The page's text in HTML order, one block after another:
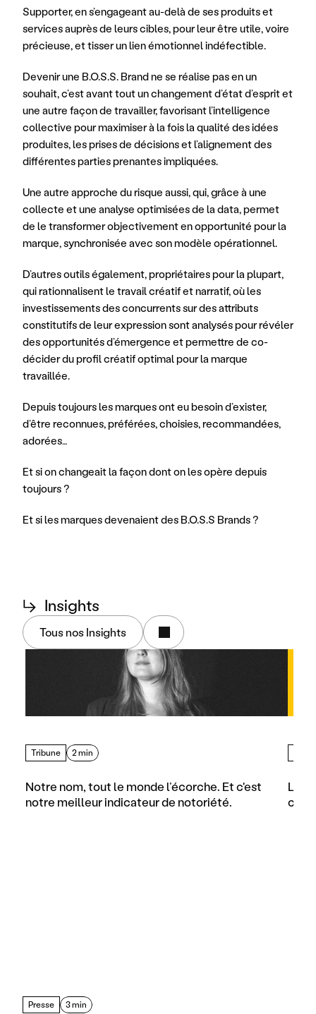
Supporter, en s’engageant au-delà de ses produits et
services auprès de leurs cibles, pour leur être utile, voire
précieuse, et tisser un lien émotionnel indéfectible.
Devenir une B.O.S.S. Brand ne se réalise pas en un
souhait, c’est avant tout un changement d’état d’esprit et
une autre façon de travailler, favorisant l’intelligence
collective pour maximiser à la fois la qualité des idées
produites, les prises de décisions et l’alignement des
différentes parties prenantes impliquées.
Une autre approche du risque aussi, qui, grâce à une
collecte et une analyse optimisées de la data, permet
de le transformer objectivement en opportunité pour la
marque, synchronisée avec son modèle opérationnel.
D’autres outils également, propriétaires pour la plupart,
qui rationnalisent le travail créatif et narratif, où les
investissements des concurrents sur des attributs
constitutifs de leur expression sont analysés pour révéler
des opportunités d’émergence et permettre de co-
décider du profil créatif optimal pour la marque
travaillée.
Depuis toujours les marques ont eu besoin d’exister,
d’être reconnues, préférées, choisies, recommandées,
adorées…
Et si on changeait la façon dont on les opère depuis
toujours ?
Et si les marques devenaient des B.O.S.S Brands ?
↳ Insights
Tous nos Insights
Tribune 2 min
Notre nom, tout le monde l’écorche. Et c'est
notre meilleur indicateur de notoriété.
Les
Presse 3 min